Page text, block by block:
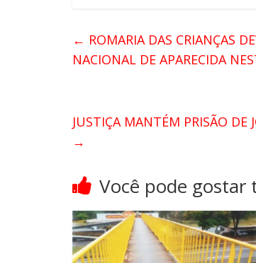
← ROMARIA DAS CRIANÇAS
NACIONAL DE APARECIDA
JUSTIÇA MANTÉM PRISÃO DE
→
Você pode gostar